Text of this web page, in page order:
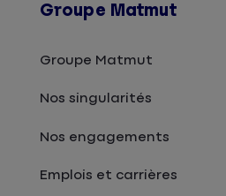
Groupe Matmut
Groupe Matmut
Nos singularités
Nos engagements
Emplois et carrières